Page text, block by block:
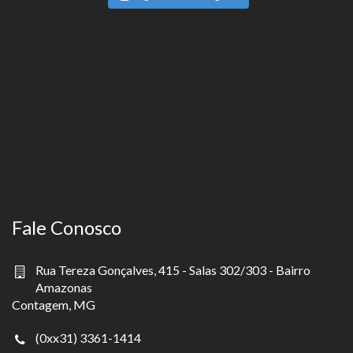
Fale Conosco
Rua Tereza Gonçalves, 415 - Salas 302/303 - Bairro
Amazonas
Contagem, MG
(0xx31) 3361-1414